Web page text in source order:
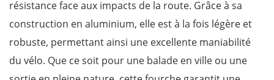
résistance face aux impacts de la route. Grâce à sa
construction en aluminium, elle est à la fois légère et
robuste, permettant ainsi une excellente maniabilité
du vélo. Que ce soit pour une balade en ville ou une